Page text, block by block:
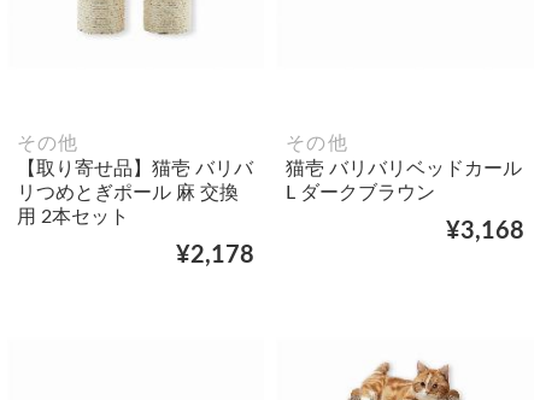
その他
【取り寄せ品】猫壱 バリバ
リつめとぎポール 麻 交換
用 2本セット
¥2,178
その他
猫壱 バリバリベッドカール
L ダークブラウン
¥3,168